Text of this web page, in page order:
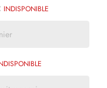
INDISPONIBLE